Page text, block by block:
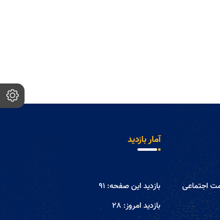
اجتماعی
آمار بازدید
بازدید این صفحه: 91
بازدید امروز: 28